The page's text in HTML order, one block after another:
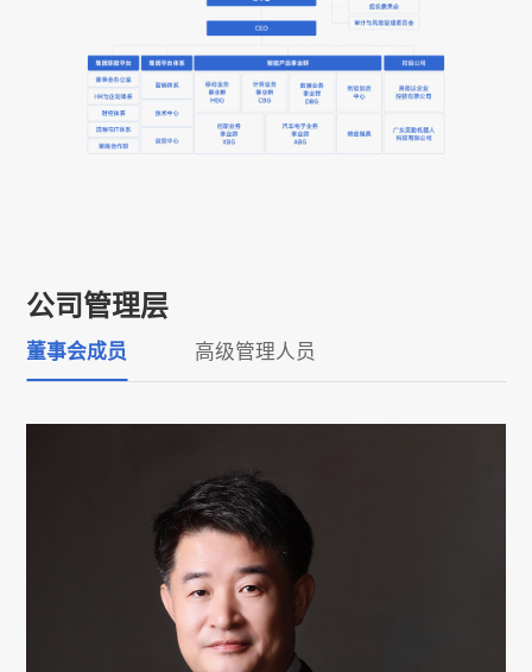
公司管理层
董事会成员 高级管理人员